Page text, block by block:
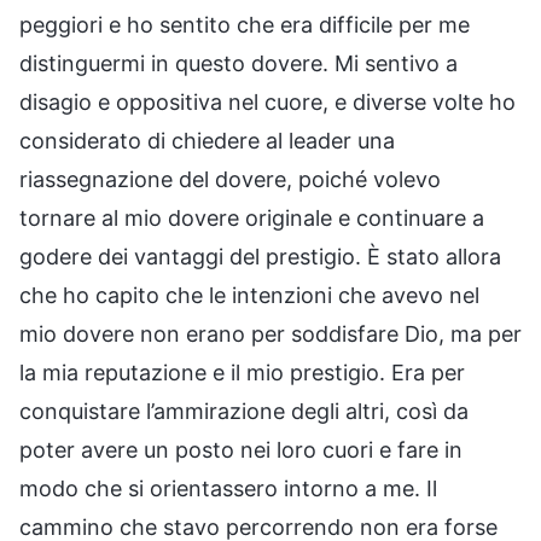
peggiori e ho sentito che era difficile per me
distinguermi in questo dovere. Mi sentivo a
disagio e oppositiva nel cuore, e diverse volte ho
considerato di chiedere al leader una
riassegnazione del dovere, poiché volevo
tornare al mio dovere originale e continuare a
godere dei vantaggi del prestigio. È stato allora
che ho capito che le intenzioni che avevo nel
mio dovere non erano per soddisfare Dio, ma per
la mia reputazione e il mio prestigio. Era per
conquistare l’ammirazione degli altri, così da
poter avere un posto nei loro cuori e fare in
modo che si orientassero intorno a me. Il
cammino che stavo percorrendo non era forse